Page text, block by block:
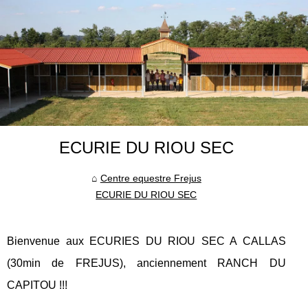
ECURIE DU RIOU SEC
Centre equestre Frejus
ECURIE DU RIOU SEC
Bienvenue aux ECURIES DU RIOU SEC A CALLAS
(30min de FREJUS), anciennement RANCH DU
CAPITOU !!!